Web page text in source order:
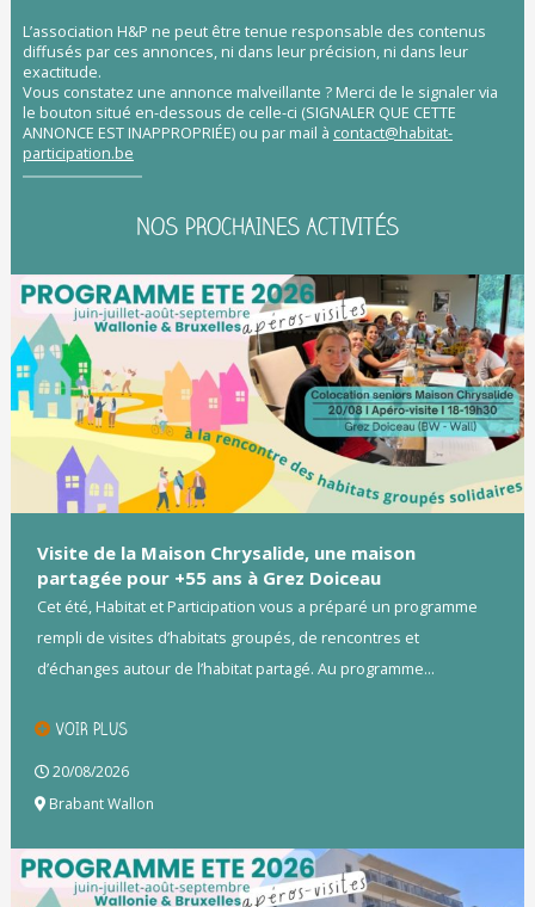
L’association H&P ne peut être tenue responsable des contenus
diffusés par ces annonces, ni dans leur précision, ni dans leur
exactitude.
Vous constatez une annonce malveillante ? Merci de le signaler via
le bouton situé en-dessous de celle-ci (SIGNALER QUE CETTE
ANNONCE EST INAPPROPRIÉE) ou par mail à contact@habitat-
participation.be
NOS PROCHAINES ACTIVITÉS
Visite de la Maison Chrysalide, une maison
partagée pour +55 ans à Grez Doiceau
Cet été, Habitat et Participation vous a préparé un programme
rempli de visites d’habitats groupés, de rencontres et
d’échanges autour de l’habitat partagé. Au programme...
VOIR PLUS
20/08/2026
Brabant Wallon